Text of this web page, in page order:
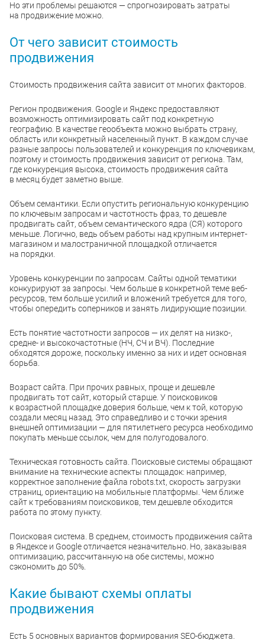
Но эти проблемы решаются — спрогнозировать затраты
на продвижение можно.
От чего зависит стоимость
продвижения
Стоимость продвижения сайта зависит от многих факторов.
Регион продвижения. Google и Яндекс предоставляют
возможность оптимизировать сайт под конкретную
географию. В качестве геообъекта можно выбрать страну,
область или конкретный населенный пункт. В каждом случае
разные запросы пользователей и конкуренция по ключевикам,
поэтому и стоимость продвижения зависит от региона. Там,
где конкуренция высока, стоимость продвижения сайта
в месяц будет заметно выше.
Объем семантики. Если опустить региональную конкуренцию
по ключевым запросам и частотность фраз, то дешевле
продвигать сайт, объем семантического ядра (СЯ) которого
меньше. Логично, ведь объем работы над крупным интернет-
магазином и малостраничной площадкой отличается
на порядки.
Уровень конкуренции по запросам. Сайты одной тематики
конкурируют за запросы. Чем больше в конкретной теме веб-
ресурсов, тем больше усилий и вложений требуется для того,
чтобы опередить соперников и занять лидирующие позиции.
Есть понятие частотности запросов — их делят на низко-,
средне- и высокочастотные (НЧ, СЧ и ВЧ). Последние
обходятся дороже, поскольку именно за них и идет основная
борьба.
Возраст сайта. При прочих равных, проще и дешевле
продвигать тот сайт, который старше. У поисковиков
к возрастной площадке доверия больше, чем к той, которую
создали месяц назад. Это справедливо и с точки зрения
внешней оптимизации — для пятилетнего ресурса необходимо
покупать меньше ссылок, чем для полугодовалого.
Техническая готовность сайта. Поисковые системы обращают
внимание на технические аспекты площадок: например,
корректное заполнение файла robots.txt, скорость загрузки
страниц, ориентацию на мобильные платформы. Чем ближе
сайт к требованиям поисковиков, тем дешевле обходится
работа по этому пункту.
Поисковая система. В среднем, стоимость продвижения сайта
в Яндексе и Google отличается незначительно. Но, заказывая
оптимизацию, рассчитанную на обе системы, можно
сэкономить до 50%.
Какие бывают схемы оплаты
продвижения
Есть 5 основных вариантов формирования SEO-бюджета.